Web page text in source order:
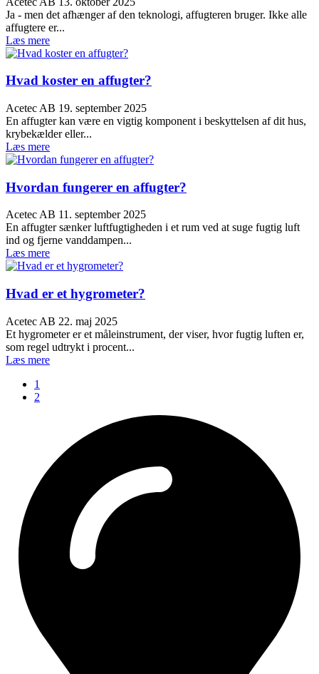
Ja - men det afhænger af den teknologi, affugteren bruger. Ikke alle
affugtere er...
Læs mere
Hvad koster en affugter?
Acetec AB 19. september 2025
En affugter kan være en vigtig komponent i beskyttelsen af dit hus,
krybekælder eller...
Læs mere
Hvordan fungerer en affugter?
Acetec AB 11. september 2025
En affugter sænker luftfugtigheden i et rum ved at suge fugtig luft
ind og fjerne vanddampen...
Læs mere
Hvad er et hygrometer?
Acetec AB 22. maj 2025
Et hygrometer er et måleinstrument, der viser, hvor fugtig luften er,
som regel udtrykt i procent...
Læs mere
1
2